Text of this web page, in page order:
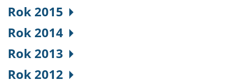
Rok 2015
Rok 2014
Rok 2013
Rok 2012